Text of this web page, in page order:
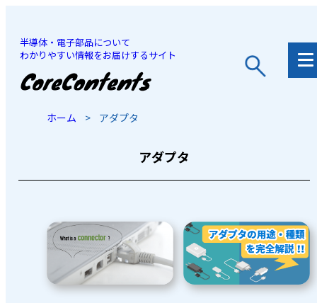
半導体・電子部品について
わかりやすい情報をお届けするサイト
JP
ホーム > アダプタ
アダプタ